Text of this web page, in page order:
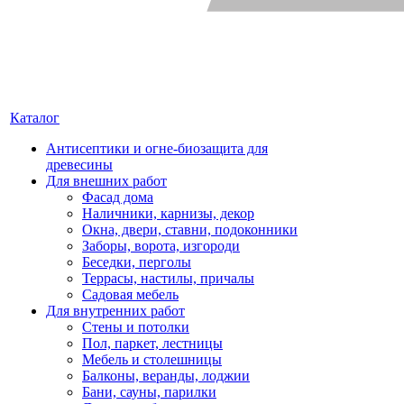
Каталог
Антисептики и огне-биозащита для
древесины
Для внешних работ
Фасад дома
Наличники, карнизы, декор
Окна, двери, ставни, подоконники
Заборы, ворота, изгороди
Беседки, перголы
Террасы, настилы, причалы
Садовая мебель
Для внутренних работ
Стены и потолки
Пол, паркет, лестницы
Мебель и столешницы
Балконы, веранды, лоджии
Бани, сауны, парилки